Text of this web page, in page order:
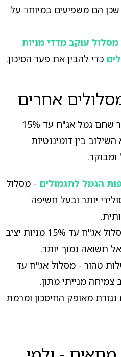
שכן הם משפיעים במיוחד על
מסלול עוקב מדדי מניות
כדי להבין את פער הסיכון.
אחרים
ההבדל המרכזי בין אלטשולר שחם גמל אג"ח עד 15%
בין דומיננטיות
ומבוקר.
הגמל לתגמולים - מסלול
מניות סולידי יותר ובעל חשיפה
מול מסלול מנייתי - מסלול אג"ח עד 15% מניות יציב
תשואה נמוך יותר.
טהור - מסלול אג"ח עד
נגזרת מאופק החיסכון ומרמת